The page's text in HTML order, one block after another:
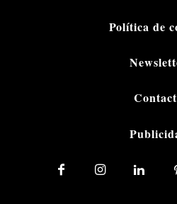
Política de